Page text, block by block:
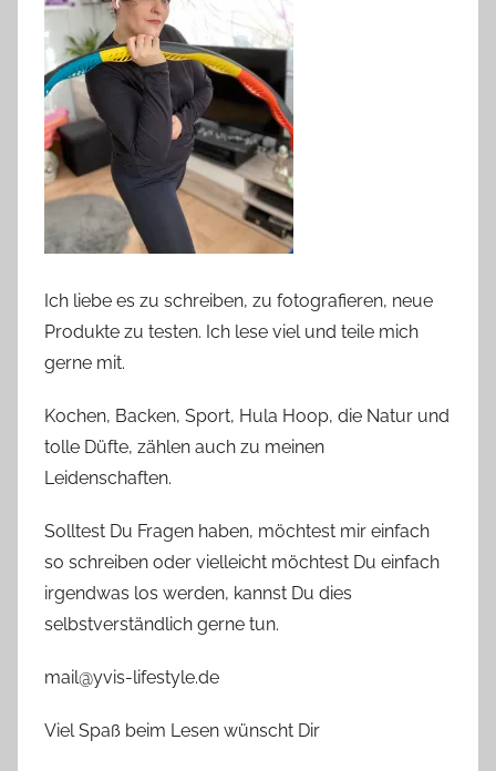
Ich liebe es zu schreiben, zu fotografieren, neue
Produkte zu testen. Ich lese viel und teile mich
gerne mit.
Kochen, Backen, Sport, Hula Hoop, die Natur und
tolle Düfte, zählen auch zu meinen
Leidenschaften.
Solltest Du Fragen haben, möchtest mir einfach
so schreiben oder vielleicht möchtest Du einfach
irgendwas los werden, kannst Du dies
selbstverständlich gerne tun.
mail@yvis-lifestyle.de
Viel Spaß beim Lesen wünscht Dir